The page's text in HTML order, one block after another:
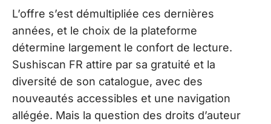
L’offre s’est démultipliée ces dernières
années, et le choix de la plateforme
détermine largement le confort de lecture.
Sushiscan FR attire par sa gratuité et la
diversité de son catalogue, avec des
nouveautés accessibles et une navigation
allégée. Mais la question des droits d’auteur